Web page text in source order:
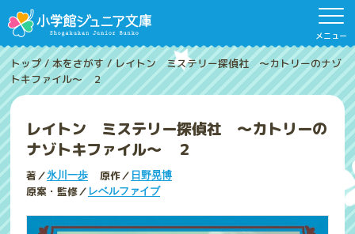
メニュー
トップ /本をさがす /レイトン ミステリー探偵社 ～カトリーのナゾ
トキファイル～ ２
レイトン ミステリー探偵社 ～カトリーの
ナゾトキファイル～ ２
著／氷川一歩 原作／ 日野晃博
原案・監修／ レベルファイブ